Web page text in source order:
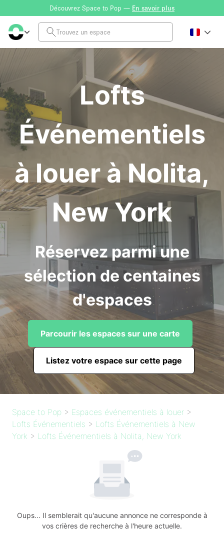
Découvrez Space to Pop — En savoir plus
Lofts
Événementiels
à louer à Nolita,
New York
Réservez parmi une
sélection de centaines
d'espaces
Parcourir les espaces sur une carte
Listez votre espace sur cette page
Space to Pop > Espaces événementiels à louer >
Lofts Événementiels > Lofts Événementiels à New
York > Lofts Événementiels à Nolita, New York
Oups... Il semblerait qu'aucune annonce ne corresponde à
vos crières de recherche à l'heure actuelle.